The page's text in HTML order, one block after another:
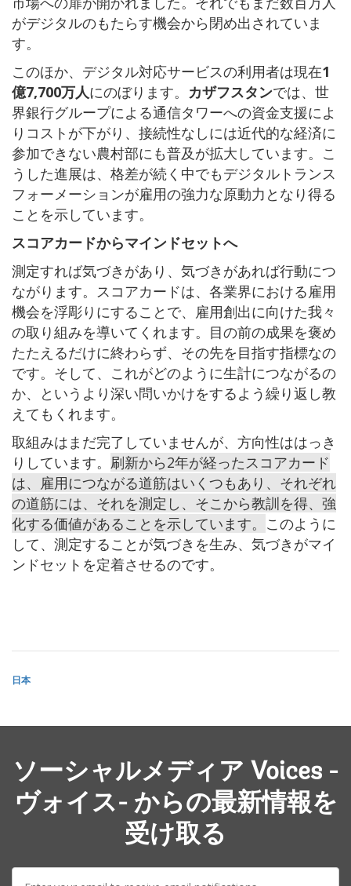
がデジタルのもたらす機会から閉め出されていま
す。
このほか、デジタル対応サービスの利用者は現在1
億7,700万人にのぼります。 カザフスタンでは、世
界銀行グループによる通信タワーへの資金支援によ
りコストが下がり、接続性なしには近代的な経済に
参加できない農村部にも普及が拡大しています。こ
うした進展は、格差が続く中でもデジタルトランス
フォーメーションが雇用の強力な原動力となり得る
ことを示しています。
スコアカードからマインドセットへ
測定すれば気づきがあり、気づきがあれば行動につ
ながります。スコアカードは、各業界における雇用
機会を浮彫りにすることで、雇用創出に向けた我々
の取り組みを導いてくれます。目の前の成果を褒め
たたえるだけに終わらず、その先を目指す指標なの
です。そして、これがどのように生計につながるの
か、というより深い問いかけをするよう繰り返し教
えてもくれます。
取組みはまだ完了していませんが、方向性ははっき
りしています。 刷新から2年が経ったスコアカード
は、雇用につながる道筋はいくつもあり、それぞれ
の道筋には、それを測定し、そこから教訓を得、強
化する価値があることを示しています。 このように
して、測定することが気づきを生み、気づきがマイ
ンドセットを定着させるのです。
日本
ソーシャルメディア Voices -
ヴォイス- からの最新情報を
受け取る